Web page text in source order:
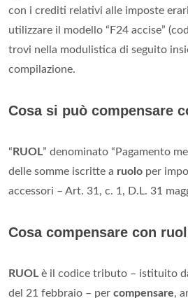
con i crediti relativi alle imposte
utilizzare il modello “F24 accise”
trovi nella modulistica di seguito
compilazione.
Cosa si può compensare
“ RUOL” denominato “Pagamento
delle somme iscritte a ruolo per
accessori – Art. 31, c. 1, D.L. 31
Cosa compensare con
RUOL è il codice tributo – istituito
del 21 febbraio – per compensare,